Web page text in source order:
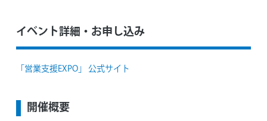
イベント詳細・お申し込み
「営業支援EXPO」 公式サイト
開催概要